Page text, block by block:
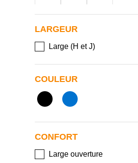
LARGEUR
Large (H et J)
COULEUR
CONFORT
Large ouverture